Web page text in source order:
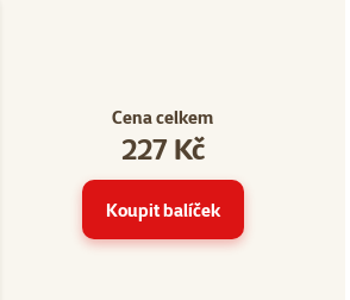
hodnocení: 14
Cena celkem
227 Kč
Koupit balíček